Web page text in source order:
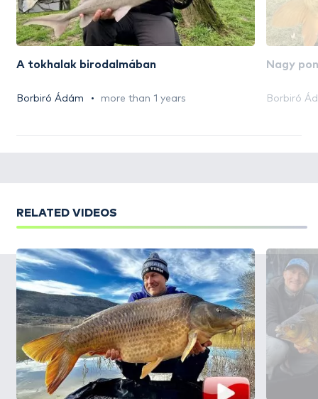
A tokhalak birodalmában
Borbiró Ádám more than 1 years
Nagy
Borbiró
RELATED VIDEOS